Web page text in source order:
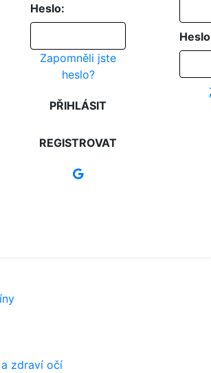
Heslo:
Zapomněli jste
heslo?
PŘIHLÁSIT
REGISTROVAT
zdraví očí